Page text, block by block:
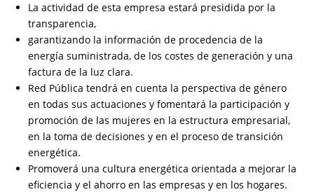
La actividad de esta empresa estará presidida por la
transparencia,
garantizando la información de procedencia de la
energía suministrada, de los costes de generación y una
factura de la luz clara.
Red Pública tendrá en cuenta la perspectiva de género
en todas sus actuaciones y fomentará la participación y
promoción de las mujeres en la estructura empresarial,
en la toma de decisiones y en el proceso de transición
energética.
Promoverá una cultura energética orientada a mejorar la
eficiencia y el ahorro en las empresas y en los hogares.